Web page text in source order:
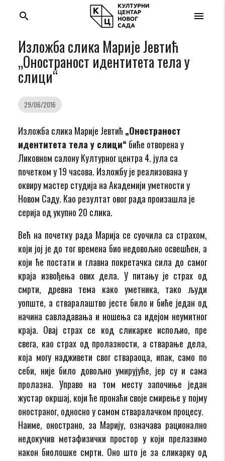
menu
search
Изложба слика Марије Јевтић
„Оностраност идентитета тела у
слици“
29/06/2016
Изложба слика Марије Јевтић „Оностраност
идентитета тела у слици“ биће отворена у
Ликовном салону Културног центра 4. јула са
почетком у 19 часова. Изложбу је реализована у
оквиру мастер студија на Академији уметности у
Новом Саду. Kao резултат овог рада произашла је
серија од укупно 20 слика.
Већ на почетку рада Марија се суочила са страхом,
који јој је до тог времена био недовољно освешћен, а
који ће постати и главна покретачка сила до самог
краја извођења ових дела. У питању је страх од
смрти, древна тема како уметника, тако људи
уопште, а стваралаштво јесте било и биће један од
начина савладавања и ношења са идејом неумитног
краја. Овај страх се код сликарке испољио, пре
свега, као страх од пролазности, а стварање дела,
која могу надживети свог ствараоца, ипак, само по
себи, није било довољно умирујуће, јер су и сама
пролазна. Управо на том месту започиње један
жустар окршај, који ће пронаћи своје смирење у појму
оностраног, односно у самом стваралачком процесу.
Наиме, онострано, за Марију, означава рационално
недокучив метафизички простор у који прелазимо
након биолошке смрти. Оно што је за сликарку од